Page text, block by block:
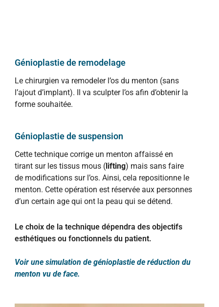
Génioplastie de remodelage
Le chirurgien va remodeler l’os du menton (sans
l’ajout d’implant). Il va sculpter l’os afin d’obtenir la
forme souhaitée.
Génioplastie de suspension
Cette technique corrige un menton affaissé en
tirant sur les tissus mous (lifting) mais sans faire
de modifications sur l’os. Ainsi, cela repositionne le
menton. Cette opération est réservée aux personnes
d’un certain age qui ont la peau qui se détend.
Le choix de la technique dépendra des objectifs
esthétiques ou fonctionnels du patient.
Voir une simulation de génioplastie de réduction du
menton vu de face.